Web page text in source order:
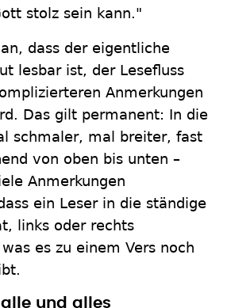
stolz sein kann."
dass der eigentliche
lesbar ist, der Lesefluss
Anmerkungen
Das gilt permanent: In die
schmaler, mal breiter, fast
von oben bis unten –
Anmerkungen
ein Leser in die ständige
links oder rechts
es zu einem Vers noch
und alles